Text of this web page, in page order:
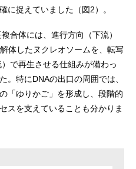
に捉えていました（図2）。
合体には、進行方向（下流）
体したヌクレオソームを、転写
で再生させる仕組みが備わっ
。特にDNAの出口の周囲では、
「ゆりかご」を形成し、段階的
スを支えていることも分かりま